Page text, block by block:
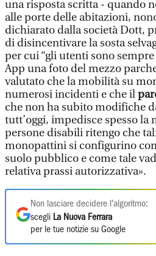
una risposta scritta - quando
alle porte delle abitazioni,
dichiarato dalla società Dott,
di disincentivare la sosta
per cui “gli utenti sono
App una foto del mezzo
valutato che la mobilità su
numerosi incidenti e che il
che non ha subito modifiche
tutt’oggi, impedisce spesso
persone disabili ritengo che
monopattini si configurino
suolo pubblico e come tale
relativa prassi autorizzativa».
Non lasciare decidere l'algoritmo:
scegli La Nuova Ferrara
per le tue notizie su Google